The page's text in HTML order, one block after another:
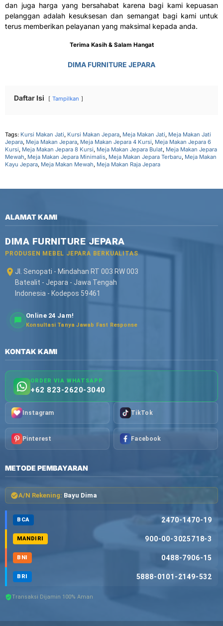
dan juga harga yang bersahabat karena bagi kami kepuasan
pelanggan adalah kesuksesan dan semangat bagi kami untuk
terus memberikan pelayanan yang maksimal kepada anda.
Terima Kasih & Salam Hangat
DIMA FURNITURE JEPARA
Daftar Isi Tampilkan
Tags: Kursi Makan Jati, Kursi Makan Jepara, Meja Makan Jati, Meja Makan Jati
Jepara, Meja Makan Jepara, Meja Makan Jepara 4 Kursi, Meja Makan Jepara 6
Kursi, Meja Makan Jepara 8 Kursi, Meja Makan Jepara Bulat, Meja Makan Jepara
Mewah, Meja Makan Jepara Minimalis, Meja Makan Jepara Terbaru, Meja Makan
Kayu Jepara, Meja Makan Mewah, Meja Makan Raja Jepara
ALAMAT KAMI
DIMA FURNITURE JEPARA
PRODUSEN MEBEL JEPARA BERKUALITAS
Jl. Senopati - Mindahan RT 003 RW 003
Batealit - Jepara - Jawa Tengah
Indonesia - Kodepos 59461
Online 24 Jam!
Konsultasi Tanya Jawab Fast Response
KONTAK KAMI
ORDER VIA WHATSAPP
+62 823-2620-3040
Instagram TikTok
Pinterest Facebook
METODE PEMBAYARAN
A/N Rekening: Bayu Dima
BCA 2470-1470-19
MANDIRI 900-00-3025718-3
BNI 0488-7906-15
BRI 5888-0101-2149-532
Transaksi Dijamin 100% Aman